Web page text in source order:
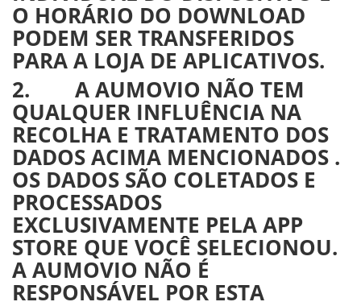
O HORÁRIO DO DOWNLOAD
PODEM SER TRANSFERIDOS
PARA A LOJA DE APLICATIVOS.
2. A AUMOVIO NÃO TEM
QUALQUER INFLUÊNCIA NA
RECOLHA E TRATAMENTO DOS
DADOS ACIMA MENCIONADOS .
OS DADOS SÃO COLETADOS E
PROCESSADOS
EXCLUSIVAMENTE PELA APP
STORE QUE VOCÊ SELECIONOU.
A AUMOVIO NÃO É
RESPONSÁVEL POR ESTA